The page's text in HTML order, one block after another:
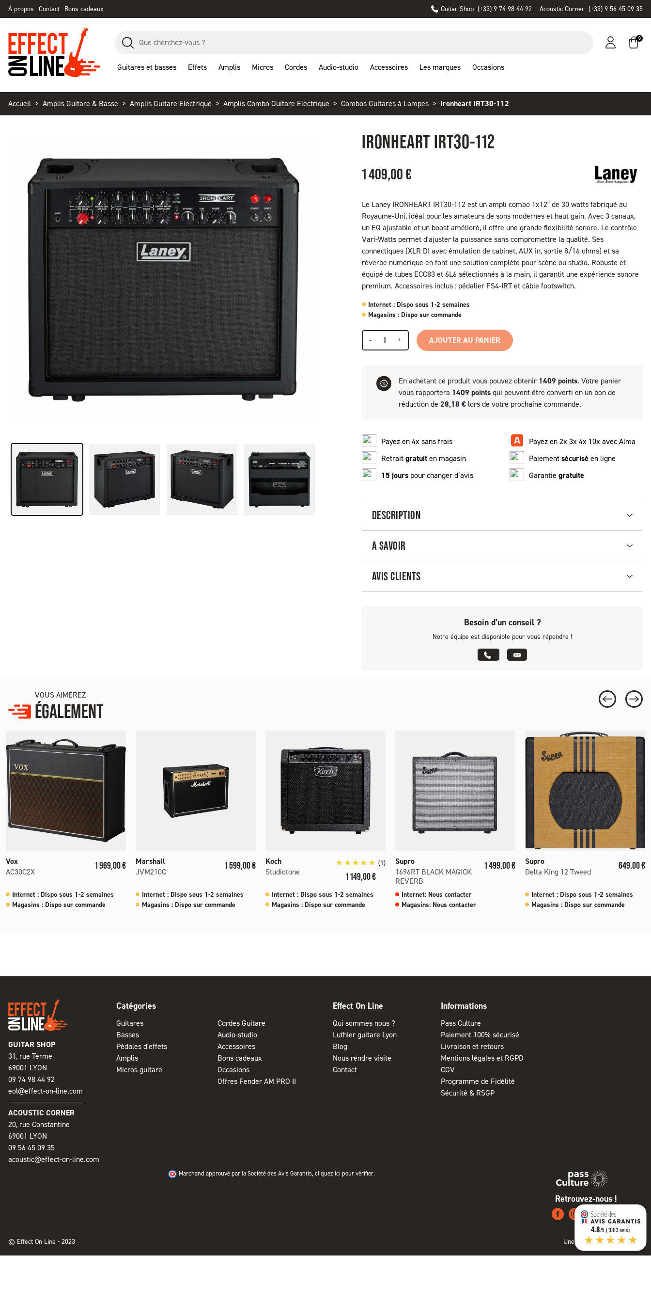
À propos Contact Bons cadeaux Guitar Shop (+33) 9 74 98 44 92 Acoustic Corner (+33) 9 56 45 09 35
0
Guitares et basses Effets Amplis Micros Cordes Audio-studio Accessoires Les marques Occasions
Accueil Amplis Guitare & Basse Amplis Guitare Electrique Amplis Combo Guitare Electrique Combos Guitares à Lampes Ironheart IRT30-112
IRONHEART IRT30-112
1 409,00 €
Le Laney IRONHEART IRT30-112 est un ampli combo 1x12" de 30 watts fabriqué au
Royaume-Uni, idéal pour les amateurs de sons modernes et haut gain. Avec 3 canaux,
un EQ ajustable et un boost amélioré, il offre une grande flexibilité sonore. Le contrôle
Vari-Watts permet d'ajuster la puissance sans compromettre la qualité. Ses
connectiques (XLR DI avec émulation de cabinet, AUX in, sortie 8/16 ohms) et sa
réverbe numérique en font une solution complète pour scène ou studio. Robuste et
équipé de tubes ECC83 et 6L6 sélectionnés à la main, il garantit une expérience sonore
premium. Accessoires inclus : pédalier FS4-IRT et câble footswitch.
Internet : Dispo sous 1-2 semaines
Magasins : Dispo sur commande
- + AJOUTER AU PANIER
En achetant ce produit vous pouvez obtenir 1409 points. Votre panier
vous rapportera 1409 pointsqui peuvent être converti en un bon de
réduction de 28,18 € lors de votre prochaine commande.
Payez en 4x sans frais
Payez en 2x 3x 4x 10x avec Alma
Retraitgratuiten magasin Paiementsécurisé en ligne
15 jours pour changer d’avis Garantie gratuite
DESCRIPTION
A SAVOIR
AVIS CLIENTS
Besoin d’un conseil ?
Notre équipe est disponible pour vous répondre !
VOUS AIMEREZ
ÉGALEMENT
Vox
AC30C2X
Prix
1 969,00 €
Internet : Dispo sous 1-2 semaines
Magasins : Dispo sur commande
Marshall
JVM210C
Prix
1 599,00 €
Internet : Dispo sous 1-2 semaines
Magasins : Dispo sur commande
Koch
Studiotone
(1)
Prix
1 149,00 €
Internet : Dispo sous 1-2 semaines
Magasins : Dispo sur commande
Supro
1696RT BLACK MAGICK
REVERB
Prix
1 499,00 €
Internet: Nous contacter
Magasins: Nous contacter
Supro
Delta King 12 Tweed
Prix
649,00 €
Internet : Dispo sous 1-2 semaines
Magasins : Dispo sur commande
GUITAR SHOP
31, rue Terme
69001 LYON
09 74 98 44 92
eol@effect-on-line.com
ACOUSTIC CORNER
20, rue Constantine
69001 LYON
09 56 45 09 35
acoustic@effect-on-line.com
Catégories
Guitares
Basses
Pédales d'effets
Amplis
Micros guitare
Cordes Guitare
Audio-studio
Accessoires
Bons cadeaux
Occasions
Offres Fender AM PRO II
Effect On Line
Qui sommes nous ?
Luthier guitare Lyon
Blog
Nous rendre visite
Contact
Informations
Pass Culture
Paiement 100% sécurisé
Livraison et retours
Mentions légales et RGPD
CGV
Programme de Fidélité
Sécurité & RSGP
Marchand approuvé par la Société des Avis Garantis,cliquez ici pour vérifier.
Retrouvez-nous !
© Effect On Line - 2023 Une création
4.8/5 (1063 avis)
★★★★★